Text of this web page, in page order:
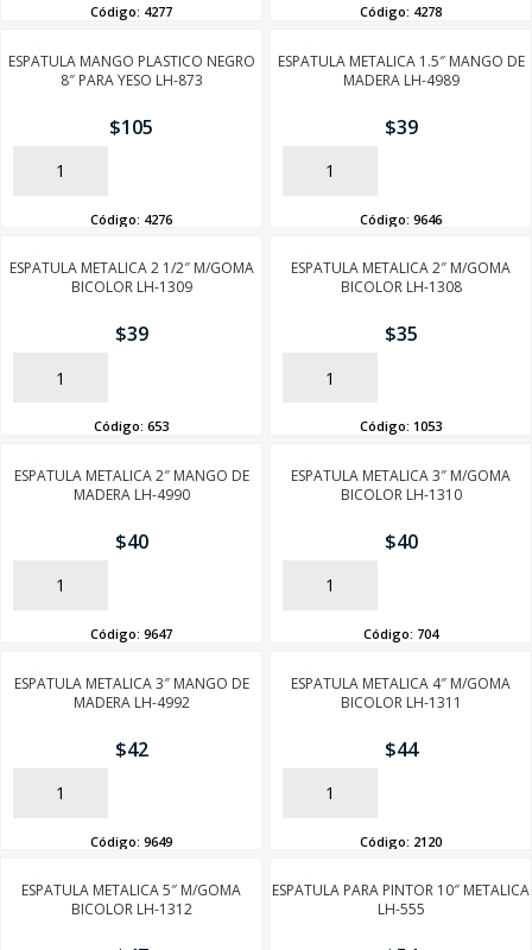
Código: 4277 Código: 4278
ESPATULA MANGO PLASTICO NEGRO
8″ PARA YESO LH-873
$105
AÑADIR
Código: 4276
ESPATULA METALICA 1.5″ MANGO DE
MADERA LH-4989
$39
AÑADIR
Código: 9646
ESPATULA METALICA 2 1/2″ M/GOMA
BICOLOR LH-1309
$39
AÑADIR
Código: 653
ESPATULA METALICA 2″ M/GOMA
BICOLOR LH-1308
$35
AÑADIR
Código: 1053
ESPATULA METALICA 2″ MANGO DE
MADERA LH-4990
$40
AÑADIR
Código: 9647
ESPATULA METALICA 3″ M/GOMA
BICOLOR LH-1310
$40
AÑADIR
Código: 704
ESPATULA METALICA 3″ MANGO DE
MADERA LH-4992
$42
AÑADIR
Código: 9649
ESPATULA METALICA 4″ M/GOMA
BICOLOR LH-1311
$44
AÑADIR
Código: 2120
ESPATULA METALICA 5″ M/GOMA
BICOLOR LH-1312
ESPATULA PARA PINTOR 10″ METALICA
LH-555